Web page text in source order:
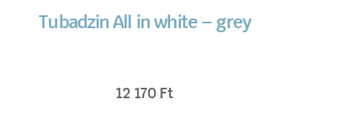
Tubadzin All in white – grey
12 170 Ft